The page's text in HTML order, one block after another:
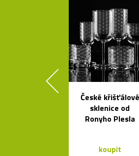
České křišťálové
sklenice od
Ronyho Plesla
koupit